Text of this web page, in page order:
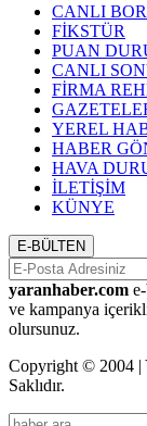
CANLI
FİKSTÜR
PUAN
CANLI
FİRMA
YEREL
HABER
HAVA
İLETİŞİM
KÜNYE
E-BÜLTEN
yaranhaber.com
ve kampanya
olursunuz.
Copyright © 2004 |
Saklıdır.